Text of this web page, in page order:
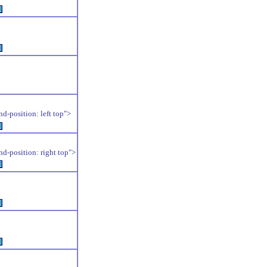
position: left top">
position: right top">